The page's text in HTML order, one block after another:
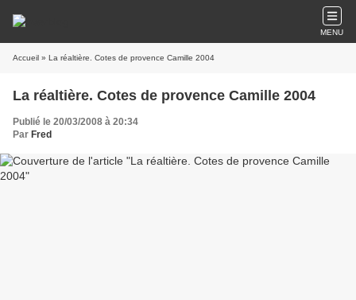
MENU
Accueil » La réaltière. Cotes de provence Camille 2004
La réaltière. Cotes de provence Camille 2004
Publié le 20/03/2008 à 20:34
Par Fred